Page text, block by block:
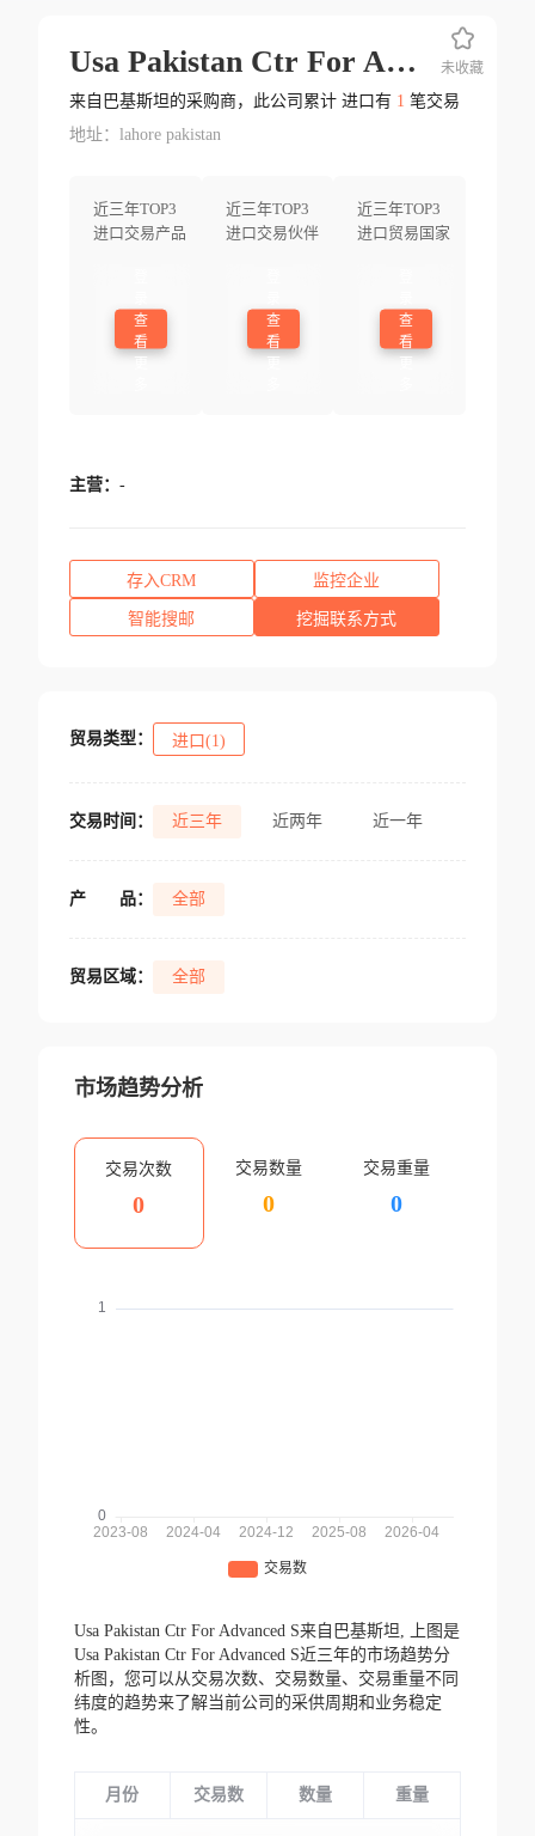
Usa Pakistan Ctr For Advanced S
来自巴基斯坦的采购商，此公司累计 进口有 1 笔交易
地址：lahore pakistan
近三年TOP3
进口交易产品
查
看
近三年TOP3
进口交易伙伴
查
看
近三年TOP3
进口贸易国家
查
看
未收藏
主营： -
存入CRM 监控企业
智能搜邮 挖掘联系方式
贸易类型： 进口(1)
交易时间： 近三年 近两年 近一年
产 品： 全部
贸易区域： 全部
市场趋势分析
交易次数
0
交易数量
0
交易重量
0
Usa Pakistan Ctr For Advanced S来自巴基斯坦,
上图是
Usa Pakistan Ctr For Advanced S近三年的市场趋势分
析图，您可以从交易次数、交易数量、交易重量不同
纬度的趋势来了解当前公司的采供周期和业务稳定
性。
月份 交易数 数量 重量